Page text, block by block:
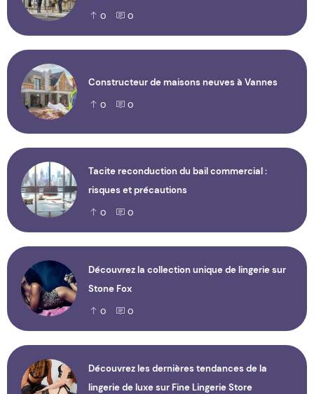
0 0
Constructeur de maisons neuves à Vannes
0 0
Tacite reconduction du bail commercial :
risques et précautions
0 0
Découvrez la collection unique de lingerie sur
Stone Fox
0 0
Découvrez les dernières tendances de la
lingerie de luxe sur Fine Lingerie Store